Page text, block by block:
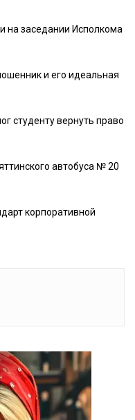
на заседании Исполкома
и его идеальная
студенту вернуть право
автобуса № 20
корпоративной